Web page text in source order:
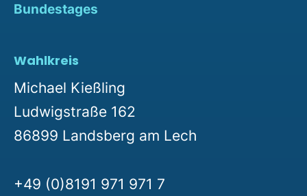
Bundestages
Wahlkreis
Michael Kießling
Ludwigstraße 162
86899 Landsberg am Lech
+49 (0)8191 971 971 7